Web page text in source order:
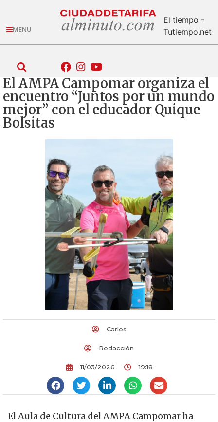
MENU
El tiempo -
Tutiempo.net
El AMPA Campomar organiza el
encuentro “Juntos por un mundo
mejor” con el educador Quique
Bolsitas
Carlos
Redacción
11/03/2026 19:18
El Aula de Cultura del AMPA Campomar ha